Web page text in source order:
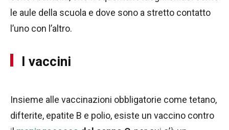
le aule della scuola e dove sono a stretto contatto
l’uno con l’altro.
I vaccini
Insieme alle vaccinazioni obbligatorie come tetano,
difterite, epatite B e polio, esiste un vaccino contro